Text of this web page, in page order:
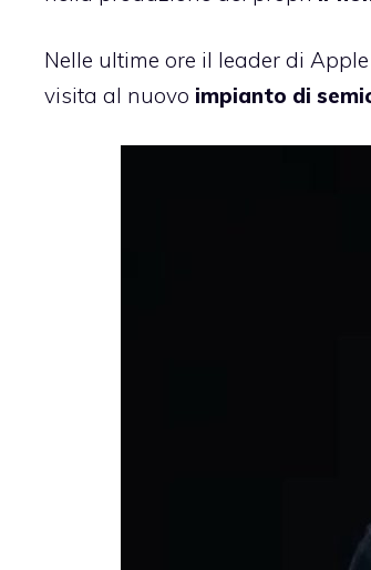
Nelle ultime ore il leader di
visita al nuovo impianto di